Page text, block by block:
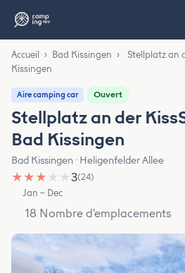
Accueil › Bad Kissingen ›
Stellplatz an
Kissingen
Aire camping car Ouvert
Stellplatz an der
Bad Kissingen
Bad Kissingen · Heligenfelder Allee
★ ★ ★ ★ ★3(24)
Jan – Dec
18 Nombre d’emplacements